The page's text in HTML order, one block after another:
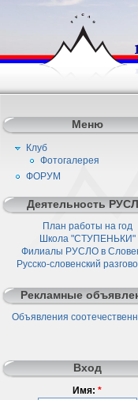
Меню
Клуб
Фотогалерея
ФОРУМ
Деятельность
План работы на год
Школа "СТУПЕНЬКИ"
Филиалы РУСЛО в
Русско-словенский
Рекламные
Объявления
Вход
Имя: *